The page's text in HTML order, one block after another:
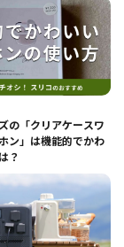
の「クリアケースワ
ン」は機能的でかわ
？